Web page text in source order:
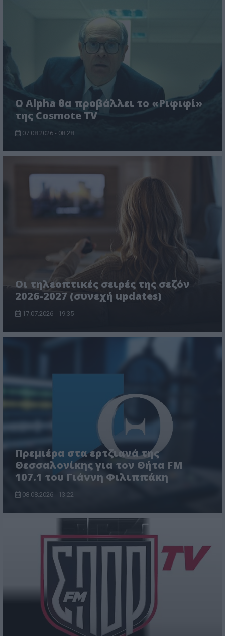
Ο Alpha θα προβάλλει το «Ριφιφί»
της Cosmote TV
07.08.2026 - 08:28
Οι τηλεοπτικές σειρές της σεζόν
2026-2027 (συνεχή updates)
17.07.2026 - 19:35
Πρεμιέρα στα ερτζιανά της
Θεσσαλονίκης για τον Θήτα FM
107.1 του Γιάννη Φιλιππάκη
08.08.2026 - 13:22